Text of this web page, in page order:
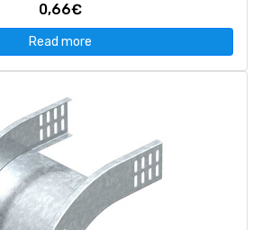
0,66€
Read more